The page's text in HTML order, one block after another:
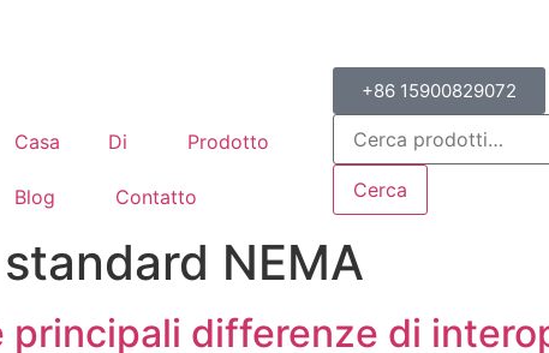
+86 15900829072
Casa Di Prodotto
Blog Contatto Cerca
standard NEMA
principali differenze di